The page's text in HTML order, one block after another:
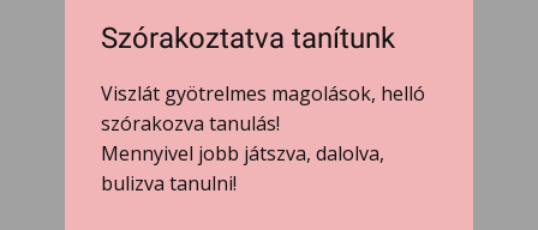
Szórakoztatva tanítunk
Viszlát gyötrelmes magolások, helló
szórakozva tanulás!
Mennyivel jobb játszva, dalolva,
bulizva tanulni!